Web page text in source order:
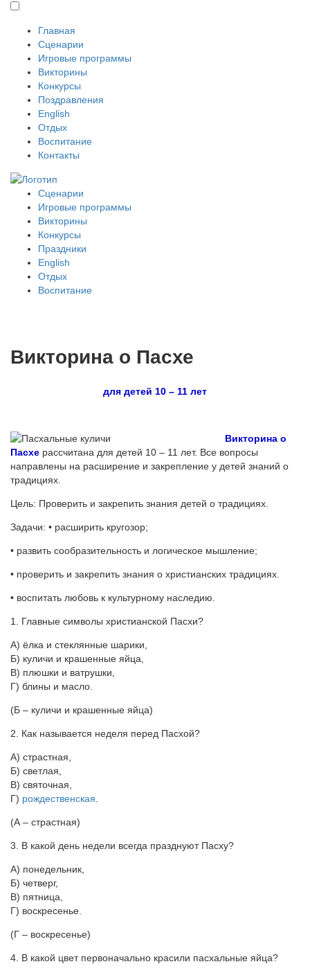
Главная
Сценарии
Игровые программы
Викторины
Конкурсы
Поздравления
English
Отдых
Воспитание
Контакты
Сценарии
Игровые программы
Викторины
Конкурсы
Праздники
English
Отдых
Воспитание
Викторина о Пасхе
для детей 10 – 11 лет
Викторина о
Пасхе рассчитана для детей 10 – 11 лет. Все вопросы
направлены на расширение и закрепление у детей знаний о
традициях.
Цель: Проверить и закрепить знания детей о традициях.
Задачи: • расширить кругозор;
• развить сообразительность и логическое мышление;
• проверить и закрепить знания о христианских традициях.
• воспитать любовь к культурному наследию.
1. Главные символы христианской Пасхи?
А) ёлка и стеклянные шарики,
Б) куличи и крашенные яйца,
В) плюшки и ватрушки,
Г) блины и масло.
(Б – куличи и крашенные яйца)
2. Как называется неделя перед Пасхой?
А) страстная,
Б) светлая,
В) святочная,
Г) рождественская
(А – страстная)
3. В какой день недели всегда празднуют Пасху?
А) понедельник,
Б) четверг,
В) пятница,
Г) воскресенье.
(Г – воскресенье)
4. В какой цвет первоначально красили пасхальные яйца?